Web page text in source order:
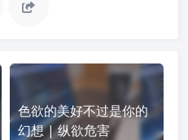
色欲的美好不过是你的
幻想 | 纵欲危害